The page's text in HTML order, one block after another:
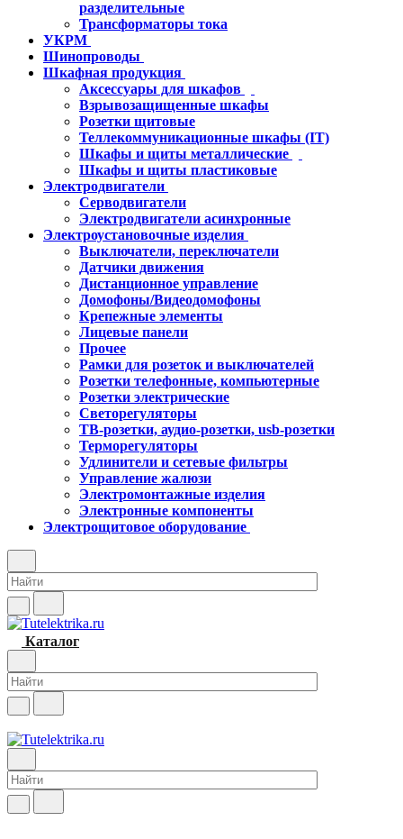
разделительные
Трансформаторы тока
УКРМ
Шинопроводы
Шкафная продукция
Аксессуары для шкафов
Взрывозащищенные шкафы
Розетки щитовые
Теллекоммуникационные шкафы (IT)
Шкафы и щиты металлические
Шкафы и щиты пластиковые
Электродвигатели
Серводвигатели
Электродвигатели асинхронные
Электроустановочные изделия
Выключатели, переключатели
Датчики движения
Дистанционное управление
Домофоны/Видеодомофоны
Крепежные элементы
Лицевые панели
Прочее
Рамки для розеток и выключателей
Розетки телефонные, компьютерные
Розетки электрические
Светорегуляторы
ТВ-розетки, аудио-розетки, usb-розетки
Терморегуляторы
Удлинители и сетевые фильтры
Управление жалюзи
Электромонтажные изделия
Электронные компоненты
Электрощитовое оборудование
Каталог